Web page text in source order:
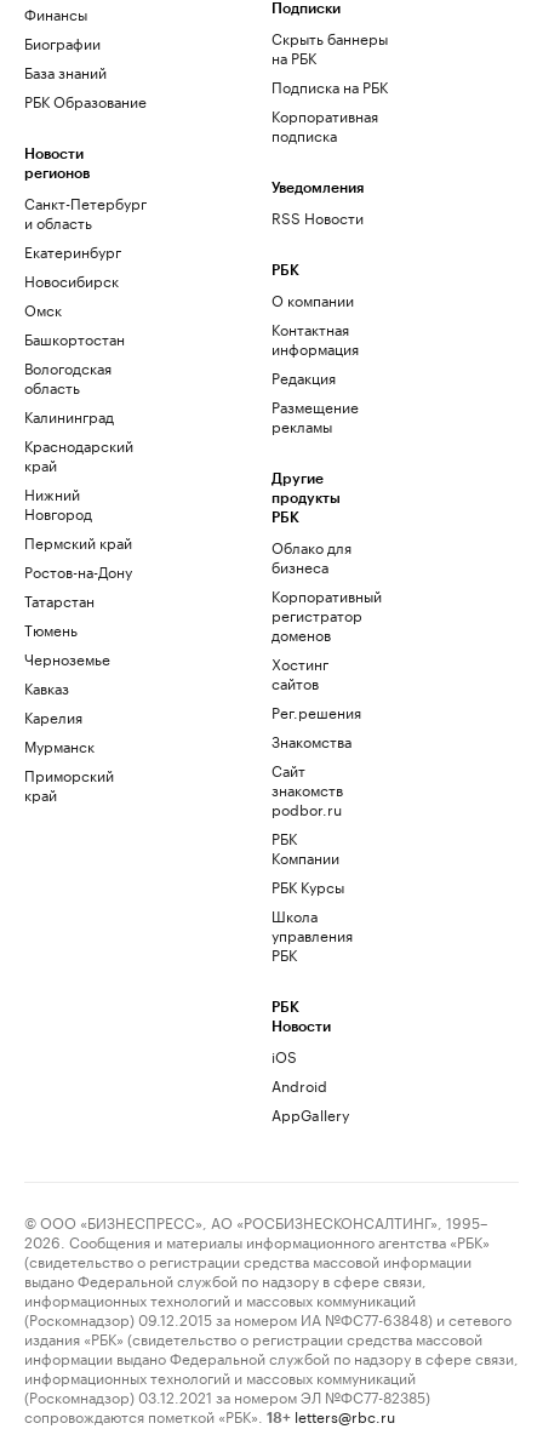
Финансы
Биографии
База знаний
РБК Образование
Новости
регионов
Санкт-Петербург
и область
Екатеринбург
Новосибирск
Омск
Башкортостан
Вологодская
область
Калининград
Краснодарский
край
Нижний
Новгород
Пермский край
Ростов-на-Дону
Татарстан
Тюмень
Черноземье
Кавказ
Карелия
Мурманск
Приморский
край
Подписки
Скрыть баннеры
на РБК
Подписка на РБК
Корпоративная
подписка
Уведомления
RSS Новости
РБК
О компании
Контактная
информация
Редакция
Размещение
рекламы
Другие
продукты
РБК
Облако для
бизнеса
Корпоративный
регистратор
доменов
Хостинг
сайтов
Рег.решения
Знакомства
Сайт
знакомств
podbor.ru
РБК
Компании
РБК Курсы
Школа
управления
РБК
РБК
Новости
iOS
Android
AppGallery
© ООО «БИЗНЕСПРЕСС», АО «РОСБИЗНЕСКОНСАЛТИНГ», 1995–
2026. Сообщения и материалы информационного агентства «РБК»
(свидетельство о регистрации средства массовой информации
выдано Федеральной службой по надзору в сфере связи,
информационных технологий и массовых коммуникаций
(Роскомнадзор) 09.12.2015 за номером ИА №ФС77-63848) и сетевого
издания «РБК» (свидетельство о регистрации средства массовой
информации выдано Федеральной службой по надзору в сфере связи,
информационных технологий и массовых коммуникаций
(Роскомнадзор) 03.12.2021 за номером ЭЛ №ФС77-82385)
сопровождаются пометкой «РБК».
18+ letters@rbc.ru